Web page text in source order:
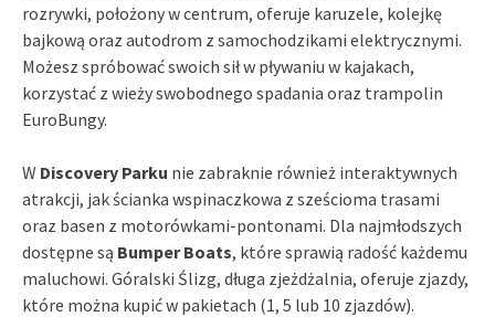
rozrywki, położony w centrum, oferuje karuzele, kolejkę
bajkową oraz autodrom z samochodzikami elektrycznymi.
Możesz spróbować swoich sił w pływaniu w kajakach,
korzystać z wieży swobodnego spadania oraz trampolin
EuroBungy.
W Discovery Parku nie zabraknie również interaktywnych
atrakcji, jak ścianka wspinaczkowa z sześcioma trasami
oraz basen z motorówkami-pontonami. Dla najmłodszych
dostępne są Bumper Boats, które sprawią radość każdemu
maluchowi. Góralski Ślizg, długa zjeżdżalnia, oferuje zjazdy,
które można kupić w pakietach (1, 5 lub 10 zjazdów).